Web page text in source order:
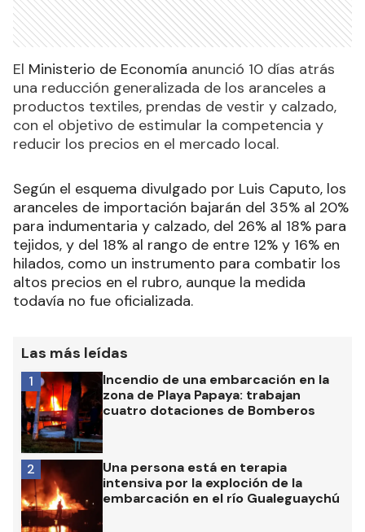
El Ministerio de Economía anunció 10 días atrás
una reducción generalizada de los aranceles a
productos textiles, prendas de vestir y calzado,
con el objetivo de estimular la competencia y
reducir los precios en el mercado local.
Según el esquema divulgado por Luis Caputo, los
aranceles de importación bajarán del 35% al 20%
para indumentaria y calzado, del 26% al 18% para
tejidos, y del 18% al rango de entre 12% y 16% en
hilados, como un instrumento para combatir los
altos precios en el rubro, aunque la medida
todavía no fue oficializada.
Las más leídas
Incendio de una embarcación en la
zona de Playa Papaya: trabajan
cuatro dotaciones de Bomberos
1
Una persona está en terapia
intensiva por la exploción de la
embarcación en el río Gualeguaychú
2